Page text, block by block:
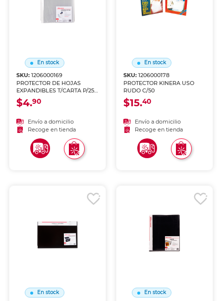
En stock
SKU:1206000169
PROTECTOR DE HOJAS
EXPANDIBLES T/CARTA P/25
OD
$4.90
Envío a domicilio
Recoge en tienda
En stock
SKU: 1206000178
PROTECTOR KINERA USO
RUDO C/50
$15.40
Envío a domicilio
Recoge en tienda
En stock En stock